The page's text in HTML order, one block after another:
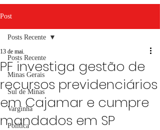
Post
Posts Recente
Minas Gerais
Sul de Minas
Varginha
Política
Posts Recente
PF investiga gestão de
recursos previdenciários
em Cajamar e cumpre
mandados em SP
13 de mai.